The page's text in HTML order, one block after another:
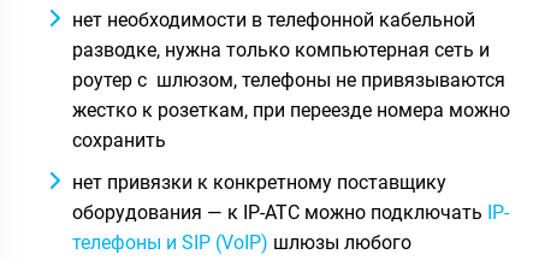
нет необходимости в телефонной кабельной
разводке, нужна только компьютерная сеть и
роутер с шлюзом, телефоны не привязываются
жестко к розеткам, при переезде номера можно
сохранить
нет привязки к конкретному поставщику
оборудования — к IP-АТС можно подключать IP-
телефоны и SIP (VoIP) шлюзы любого